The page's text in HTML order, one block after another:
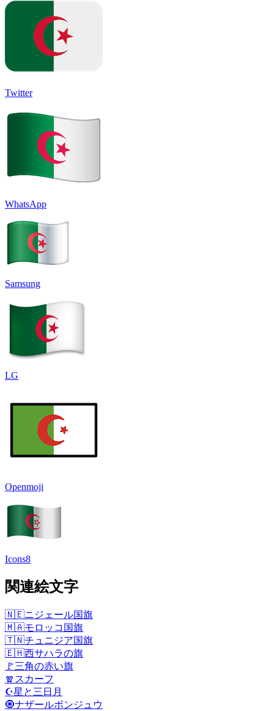
Twitter
WhatsApp
Samsung
LG
Openmoji
Icons8
関連絵文字
🇳🇪ニジェール国旗
🇲🇦モロッコ国旗
🇹🇳チュニジア国旗
🇪🇭西サハラの旗
🚩 三角の赤い旗
🧣 スカーフ
☪️星と三日月
🧿ナザールボンジュウ